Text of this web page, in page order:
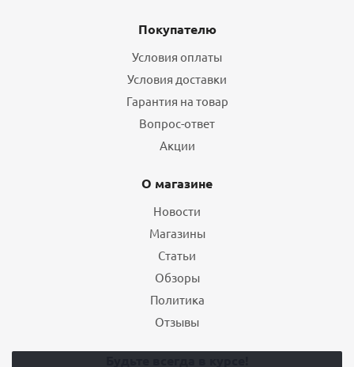
Покупателю
Условия оплаты
Условия доставки
Гарантия на товар
Вопрос-ответ
Акции
О магазине
Новости
Магазины
Статьи
Обзоры
Политика
Отзывы